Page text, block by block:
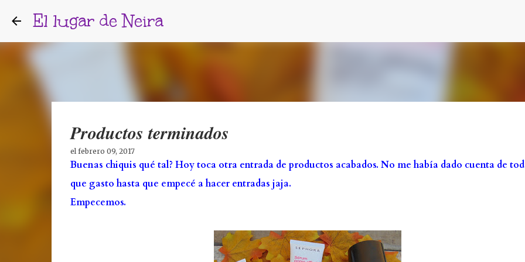
El lugar de Neira
Productos terminados
el febrero 09, 2017
Buenas chiquis qué tal? Hoy toca otra entrada de productos acabados. No me había dado cuenta de
que gasto hasta que empecé a hacer entradas jaja.
Empecemos.